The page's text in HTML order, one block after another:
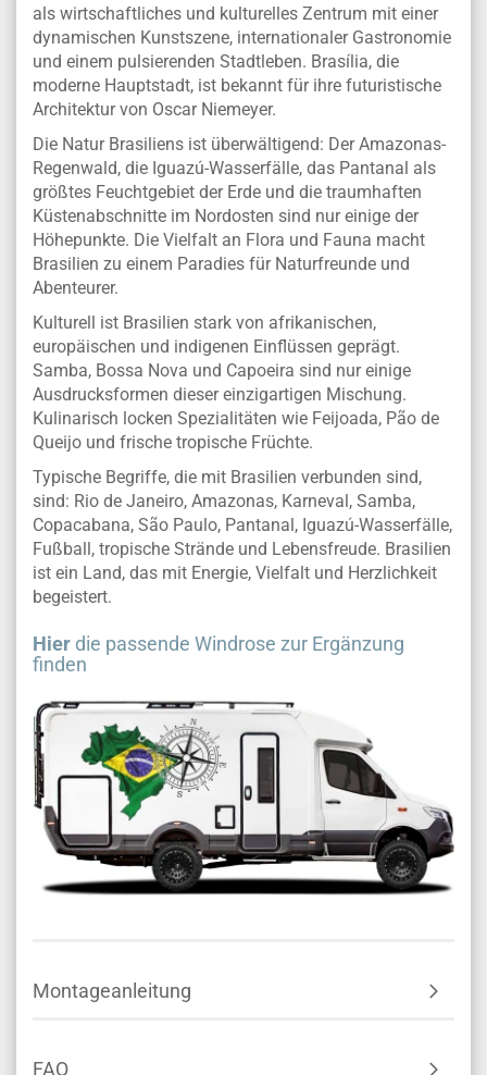
als wirtschaftliches und kulturelles Zentrum mit einer
dynamischen Kunstszene, internationaler Gastronomie
und einem pulsierenden Stadtleben. Brasília, die
moderne Hauptstadt, ist bekannt für ihre futuristische
Architektur von Oscar Niemeyer.
Die Natur Brasiliens ist überwältigend: Der Amazonas-
Regenwald, die Iguazú-Wasserfälle, das Pantanal als
größtes Feuchtgebiet der Erde und die traumhaften
Küstenabschnitte im Nordosten sind nur einige der
Höhepunkte. Die Vielfalt an Flora und Fauna macht
Brasilien zu einem Paradies für Naturfreunde und
Abenteurer.
Kulturell ist Brasilien stark von afrikanischen,
europäischen und indigenen Einflüssen geprägt.
Samba, Bossa Nova und Capoeira sind nur einige
Ausdrucksformen dieser einzigartigen Mischung.
Kulinarisch locken Spezialitäten wie Feijoada, Pão de
Queijo und frische tropische Früchte.
Typische Begriffe, die mit Brasilien verbunden sind,
sind: Rio de Janeiro, Amazonas, Karneval, Samba,
Copacabana, São Paulo, Pantanal, Iguazú-Wasserfälle,
Fußball, tropische Strände und Lebensfreude. Brasilien
ist ein Land, das mit Energie, Vielfalt und Herzlichkeit
begeistert.
Hier die passende Windrose zur Ergänzung
finden
Montageanleitung
FAQ